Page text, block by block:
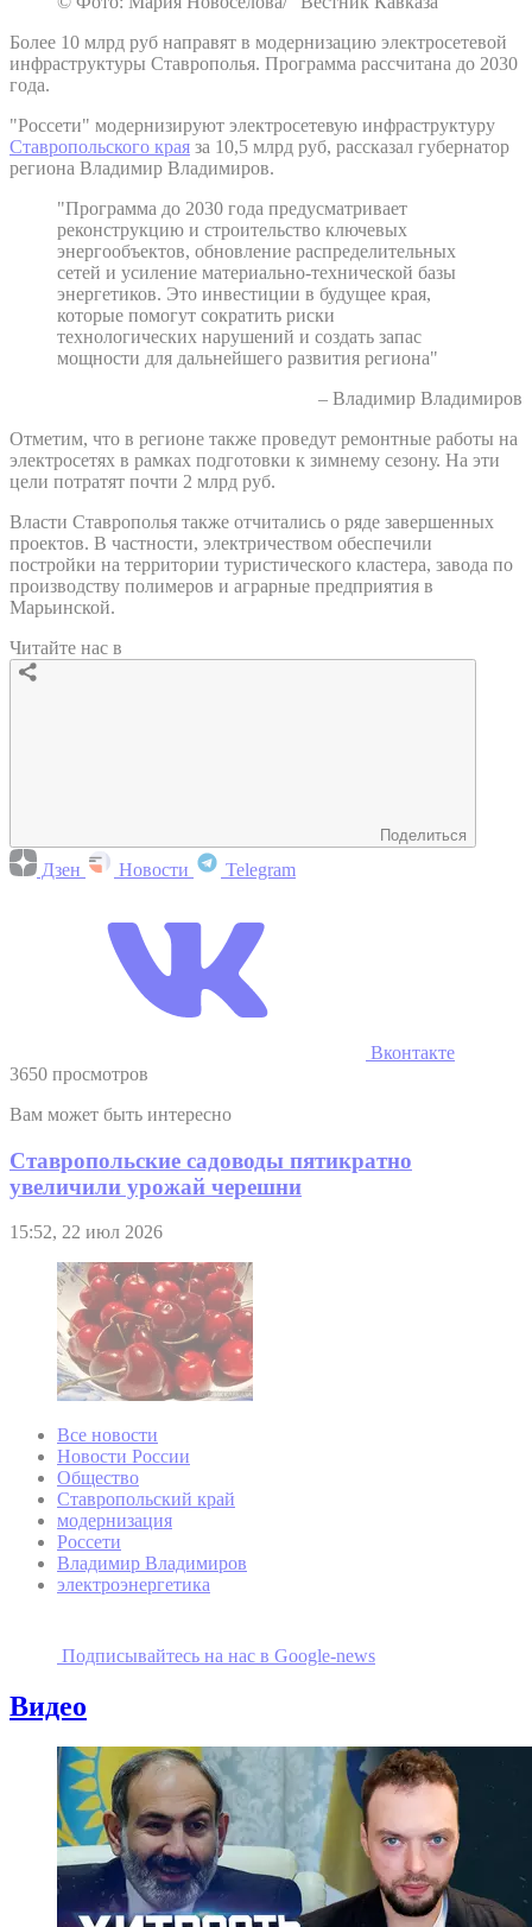
Более 10 млрд руб направят в модернизацию электросетевой
инфраструктуры Ставрополья. Программа рассчитана до 2030
года.
"Россети" модернизируют электросетевую инфраструктуру
Ставропольского края за 10,5 млрд руб, рассказал губернатор
региона Владимир Владимиров.
"Программа до 2030 года предусматривает
реконструкцию и строительство ключевых
энергообъектов, обновление распределительных
сетей и усиление материально-технической базы
энергетиков. Это инвестиции в будущее края,
которые помогут сократить риски
технологических нарушений и создать запас
мощности для дальнейшего развития региона"
– Владимир Владимиров
Отметим, что в регионе также проведут ремонтные работы на
электросетях в рамках подготовки к зимнему сезону. На эти
цели потратят почти 2 млрд руб.
Власти Ставрополья также отчитались о ряде завершенных
проектов. В частности, электричеством обеспечили
постройки на территории туристического кластера, завода по
производству полимеров и аграрные предприятия в
Марьинской.
Читайте нас в
Поделиться
Дзен Новости Telegram
Вконтакте
3650 просмотров
Вам может быть интересно
Ставропольские садоводы пятикратно
увеличили урожай черешни
15:52, 22 июл 2026
Все новости
Новости России
Общество
Ставропольский край
модернизация
Россети
Владимир Владимиров
электроэнергетика
Подписывайтесь на наc в Google-news
Видео